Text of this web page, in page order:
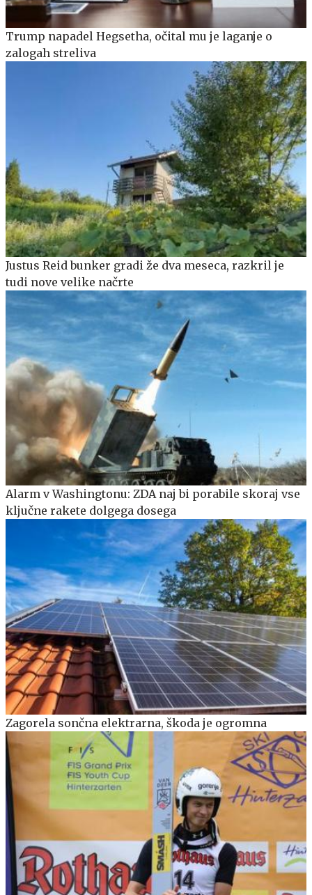
Trump napadel Hegsetha, očital mu je laganje o
zalogah streliva
Justus Reid bunker gradi že dva meseca, razkril je
tudi nove velike načrte
Alarm v Washingtonu: ZDA naj bi porabile skoraj vse
ključne rakete dolgega dosega
Zagorela sončna elektrarna, škoda je ogromna